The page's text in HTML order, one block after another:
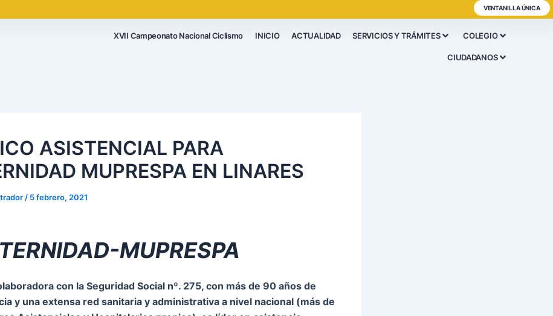
VENTANILLA ÚNICA
XVII Campeonato Nacional Ciclismo INICIO ACTUALIDAD SERVICIOS Y TRÁMITES COLEGIO
CIUDADANOS
ASISTENCIAL PARA
MUPRESPA EN LINARES
/ 5 febrero, 2021
MUPRESPA
con la Seguridad Social nº. 275, con más de 90 años de
y una extensa red sanitaria y administrativa a nivel nacional (más de